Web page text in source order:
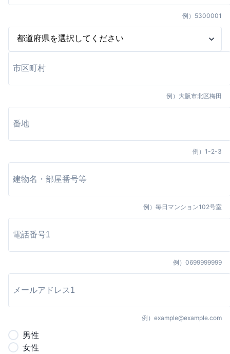
例） 5300001
例） 大阪市北区梅田
例） 1-2-3
例） 毎日マンション102号室
例） 0699999999
例） example@example.com
男性
女性